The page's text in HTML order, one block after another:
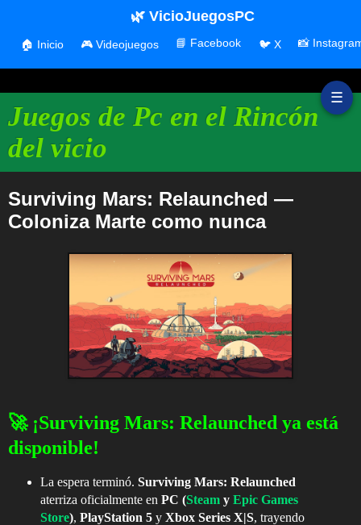
☰
Juegos de Pc en el Rincón
del vicio
🌿 VicioJuegosPC
🏠 Inicio 🎮 Videojuegos 📘 Facebook 🐦 X 📸
Surviving Mars: Relaunched —
Coloniza Marte como nunca
🚀 ¡Surviving Mars: Relaunched ya está
disponible!
La espera terminó. Surviving Mars: Relaunched
aterriza oficialmente en PC (Steamy Epic Games
Store), PlayStation 5y Xbox Series X|S, trayendo